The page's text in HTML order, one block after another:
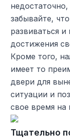
забывайте,
развиваться
достижения
Кроме того,
имеет то
двери для
ситуации и
свое время на
Тщательно